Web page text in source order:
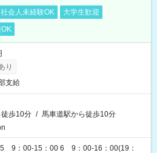
社会人未経験OK
大学生歓迎
り
支給
歩10分 / 馬車道駅から徒歩10分
9：00-15：00 6 9：00-16：00(19：